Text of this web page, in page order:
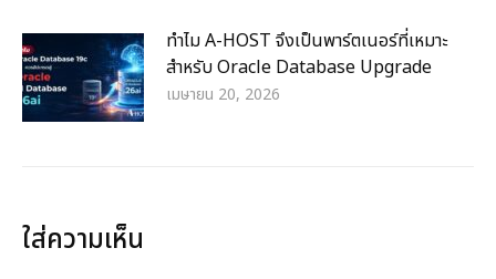
ทำไม A-HOST จึงเป็นพาร์ตเนอร์ที่เหมาะ
สำหรับ Oracle Database Upgrade
เมษายน 20, 2026
ใส่ความเห็น